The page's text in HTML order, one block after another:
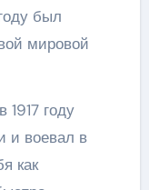
был
мировой
году
и воевал в
как